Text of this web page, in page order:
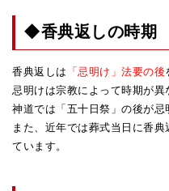
◆香典返しの時期
香典返しは 「忌明け」法要の後
忌明けは宗教によって時期が異
神道では「五十日祭」の後が忌
また、近年では葬式当日に香
ています。